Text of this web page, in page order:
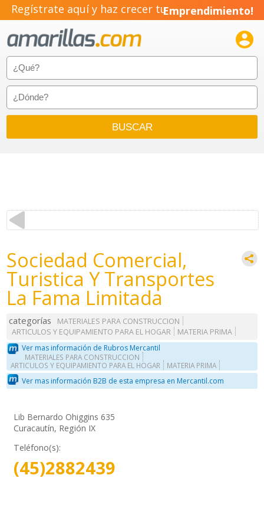
Regístrate aquí y haz crecer tuEmprendimiento!

Sociedad Comercial,
Turistica Y Transportes
La Fama Limitada
categorías
MATERIALES PARA CONSTRUCCION
ARTICULOS Y EQUIPAMIENTO PARA EL HOGAR
MATERIA PRIMA
Ver mas información de Rubros Mercantil
MATERIALES PARA CONSTRUCCION
ARTICULOS Y EQUIPAMIENTO PARA EL HOGAR
MATERIA PRIMA
Ver mas información B2B de esta empresa en Mercantil.com
Lib Bernardo Ohiggins 635
Curacautín, Región IX
Teléfono(s):
(45)2882439